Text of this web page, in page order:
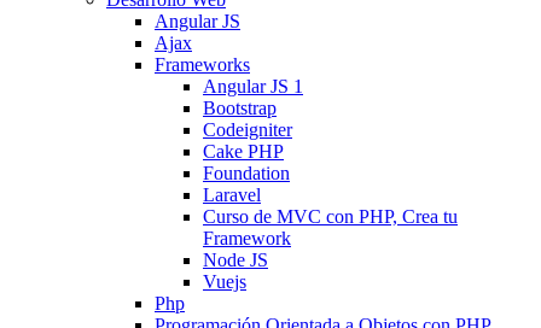
Angular JS
Ajax
Frameworks
Angular JS 1
Bootstrap
Codeigniter
Cake PHP
Foundation
Laravel
Curso de MVC con PHP, Crea tu
Framework
Node JS
Vuejs
Php